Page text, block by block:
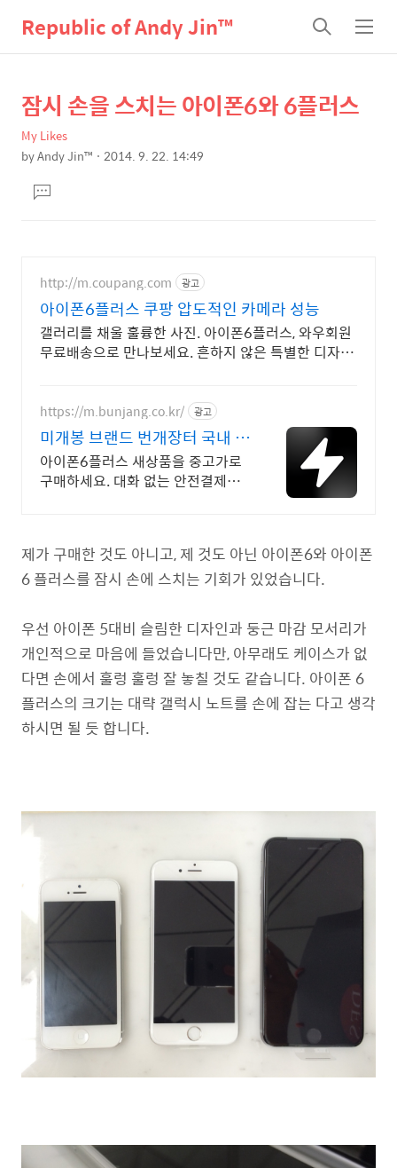
Republic of Andy Jin™
검
색
메
뉴
상
세
컨
텐
츠
본
문
제
목
잠시 손을 스치는 아이폰6와 6플러스
My Likes
byAndy Jin™ 2014. 9. 22. 14:49
문댓
글
http://m.coupang.com 광고
아이폰6플러스 쿠팡 압도적인 카메라 성능
갤러리를 채울 훌륭한 사진. 아이폰6플러스, 와우회원
무료배송으로 만나보세요. 흔하지 않은 특별한 디자
https://m.bunjang.co.kr/ 광고
미개봉 브랜드 번개장터 국내 최
대 브랜드 중고거래
아이폰6플러스 새상품을 중고가로
구매하세요. 대화 없는 안전결제로
제가 구매한 것도 아니고, 제 것도 아닌 아이폰6와 아이폰
6 플러스를 잠시 손에 스치는 기회가 있었습니다.
우선 아이폰 5대비 슬림한 디자인과 둥근 마감 모서리가
개인적으로 마음에 들었습니다만, 아무래도 케이스가 없
다면 손에서 훌렁 훌렁 잘 놓칠 것도 같습니다. 아이폰 6
플러스의 크기는 대략 갤럭시 노트를 손에 잡는 다고 생각
하시면 될 듯 합니다.